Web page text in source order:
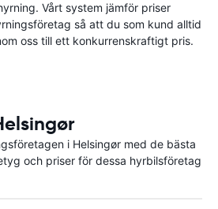
Vårt system jämför priser
så att du som kund alltid
oss till ett konkurrenskraftigt pris.
i Helsingør med de bästa
och priser för dessa hyrbilsföretag